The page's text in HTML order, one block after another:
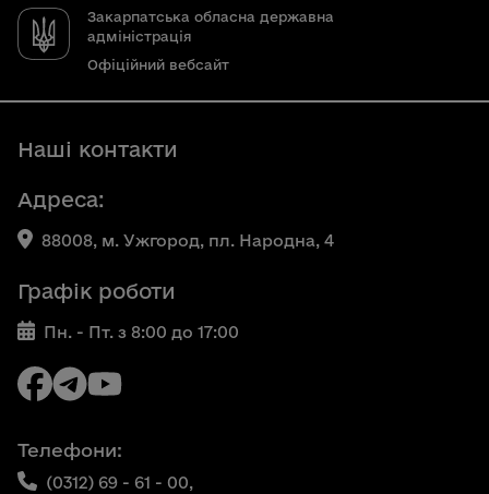
Закарпатська обласна державна
адміністрація
Офіційний вебсайт
Наші контакти
Адреса:
88008, м. Ужгород, пл. Народна, 4
Графік роботи
Пн. - Пт. з 8:00 до 17:00
Телефони:
(0312) 69 - 61 - 00,